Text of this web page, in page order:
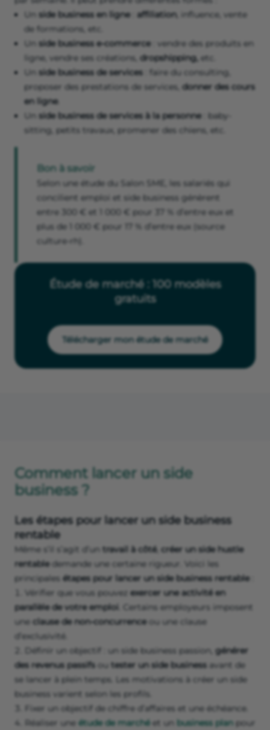
Un side business en ligne: affiliation, influence, vente
de formations, etc.
Un side business e-commerce: vendre des produits en
ligne, vendre ses créations, dropshipping, etc.
Un side business de services : faire du consulting,
proposer des prestations de services, donner des cours
en ligne.
Un side business de services à la personne
: baby-
sitting, petits travaux, promener des chiens, etc.
Bon à savoir
Selon une étude du Salon SME, les salariés qui
concilient emploi et side business génèrent
entre 300 € et 1 000 € pour 37 % d’entre eux et
plus de 1 000 € pour 17 % d’entre eux (source
culture-rh).
Étude de marché : 100 modèles
gratuits
Télécharger mon étude de marché
Comment lancer un side
business ?
Les étapes pour lancer un side business
rentable
Même s’il s’agit d’un travail à côté, créer un side hustle
rentable demande une certaine rigueur. Voici les
principales étapes pour lancer un side business rentable:
Vérifier que vous pouvez exercer une activité en
parallèle de votre emploi . Certains employeurs imposent
une clause de non-concurrenceou une clause
d’exclusivité.
Définir un objectif : un side business passion, générer
des revenus passifs ou tester un side business avant de
se lancer à plein temps. Les motivations à créer un side
business varient selon les profils.
Fixer un objectif de chiffre d’affaires et une échéance.
Réaliser une étude de marchéet un business planpour